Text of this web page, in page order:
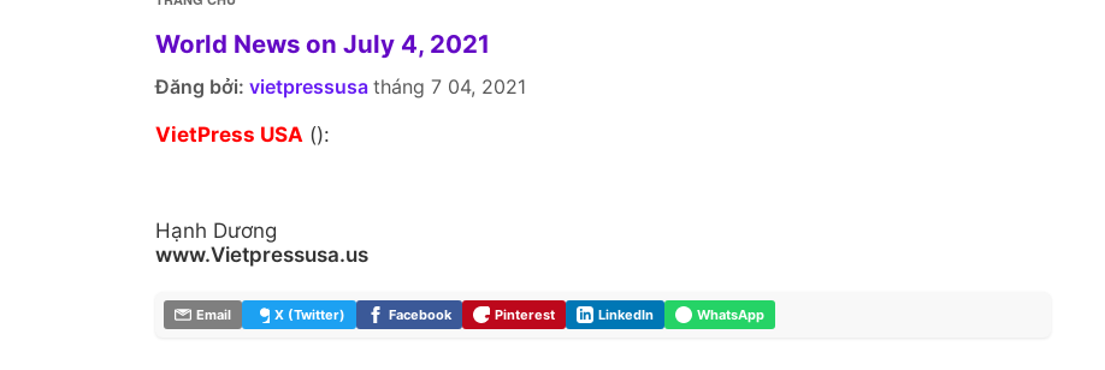
World News on July 4, 2021
Đăng bởi: vietpressusa tháng 7 04, 2021
VietPress USA ():
Hạnh Dương
www.Vietpressusa.us
Email X (Twitter) Facebook Pinterest LinkedIn WhatsApp